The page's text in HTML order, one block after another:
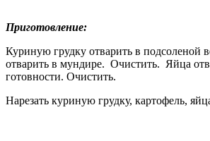
Приготовление:
Куриную грудку отварить в подсоленой
отварить в мундире. Очистить. Яйца
готовности. Очистить.
Нарезать куриную грудку, картофель,